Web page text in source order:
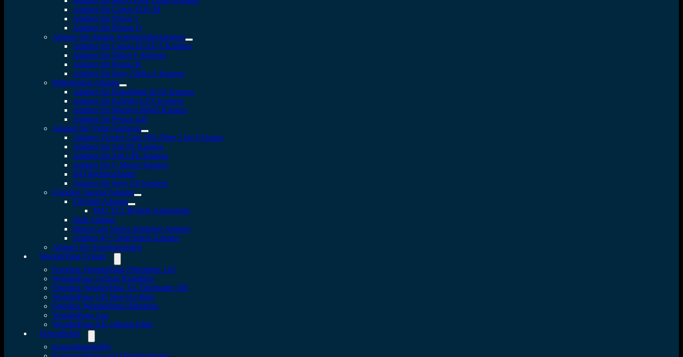
Adapter für Canon EOS M
Adapter für Nikon 1
Adapter für Pentax Q
Adapter für digitale Spiegelreflexkameras
Adapter für Canon EF/EF-S Kamera
Adapter für Nikon F Kamera
Adapter für Pentax K
Adapter für Sony Alpha A Kamera
Mittelformat Adapter
Adapter für Hasselblad XCD Kamera
Adapter für Fujifilm GFX Kamera
Adapter für Mamiya M645 Kamera
Adapter für Pentax 645
Adapter für Video Kameras
Adapter Vizelex Cine ND-Filter 2 bis 8 Stopps
Adapter für Arri PL Kamera
Adapter für Arri LPL Kamera
Adapter für C Mount Kamera
B4 Objektivadapter
Adapter für Sony FZ Kamera
Fotodiox Spezial Adapter
Tilt/Shift Adapter
M42 TLT ROKR-Adapterkits
Shift Adapter
RhinoCam Vertex drehbarer Adapter
Adapter 4×5 Shift/Stitch-Adapter
Adapter für Astrofotografen
WonderPana System
Fotodiox WonderPana Filterhalter 145
WonderPana 145mm Rundfilter
Fotodiox WonderPana XL Filterhalter 186
WonderPana 145 Step-Up Ring
Fotodiox WonderPana Halterung
WonderPana Cap
WonderPana XK 186mm Filter
Fotozubehör
Kamerahandgriffe